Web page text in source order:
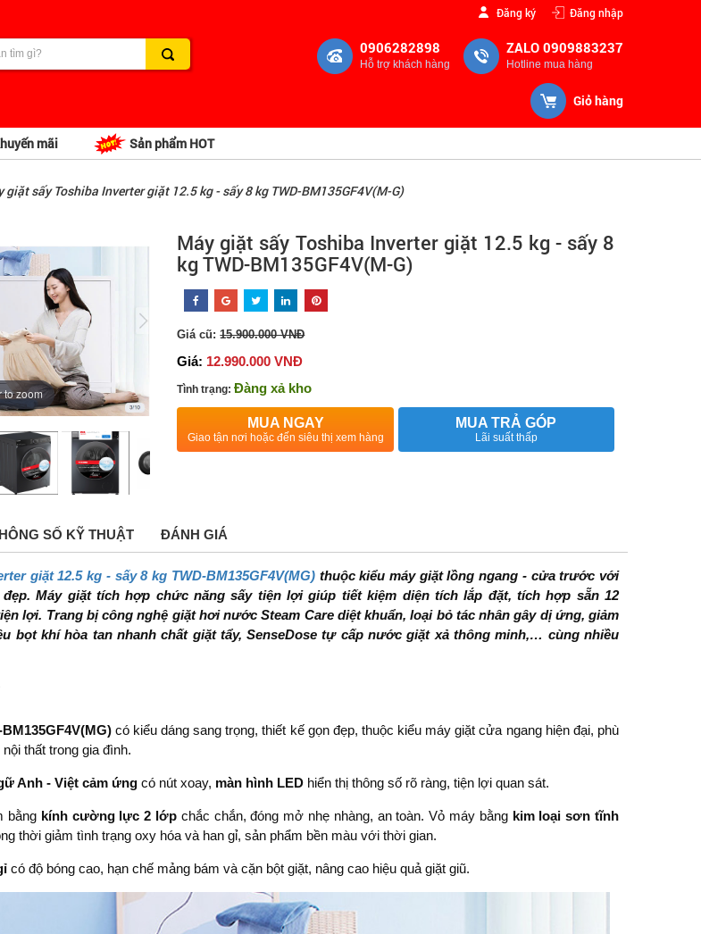
Đăng ký Đăng nhập
ZALO 0909883237
Hotline mua hàng
0906282898
Hỗ trợ khách hàng
Giỏ hàng
mãi Sản phẩm HOT
giặt sấy Toshiba Inverter giặt 12.5 kg - sấy 8 kg TWD-BM135GF4V(M-G)
to zoom
Máy giặt sấy Toshiba Inverter giặt 12.5 kg - sấy 8
kg TWD-BM135GF4V(M-G)
Giá cũ: 15.900.000 VNĐ
Giá: 12.990.000 VNĐ
Tình trạng: Đàng xả kho
MUA NGAY
Giao tận nơi hoặc đến siêu thị xem hàng
MUA TRẢ GÓP
Lãi suất thấp
SỐ KỸ THUẬT ĐÁNH GIÁ
giặt 12.5 kg - sấy 8 kg TWD-BM135GF4V(MG) thuộc kiểu máy giặt lồng ngang - cửa trước với
Máy giặt tích hợp chức năng sấy tiện lợi giúp tiết kiệm diện tích lắp đặt, tích hợp sẵn 12
lợi. Trang bị công nghệ giặt hơi nước Steam Care diệt khuẩn, loại bỏ tác nhân gây dị ứng, giảm
bọt khí hòa tan nhanh chất giặt tẩy, SenseDose tự cấp nước giặt xả thông minh,… cùng nhiều
có kiểu dáng sang trọng, thiết kế gọn đẹp, thuộc kiểu máy giặt cửa ngang hiện đại, phù
thất trong gia đình.
Anh - Việt cảm ứngcó nút xoay, màn hình LED hiển thị thông số rõ ràng, tiện lợi quan sát.
bằng kính cường lực 2 lớpchắc chắn, đóng mở nhẹ nhàng, an toàn. Vỏ máy bằng kim loại sơn tĩnh
thời giảm tình trạng oxy hóa và han gỉ, sản phẩm bền màu với thời gian.
có độ bóng cao, hạn chế mảng bám và cặn bột giặt, nâng cao hiệu quả giặt giũ.